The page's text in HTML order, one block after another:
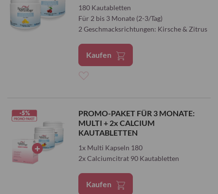
180 Kautabletten
Für 2 bis 3 Monate (2-3/Tag)
2 Geschmacksrichtungen: Kirsche & Zitrus
Kaufen
hinzufügen
PROMO-PAKET FÜR 3 MONATE:
MULTI + 2x CALCIUM
KAUTABLETTEN
1x Multi Kapseln 180
2x Calciumcitrat 90 Kautabletten
Kaufen